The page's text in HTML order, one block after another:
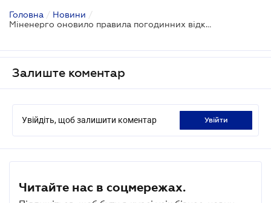
Головна / Новини /
Міненерго оновило правила погодинних відключень електроенергії: що варто знати бізнесу
Залиште коментар
Увійдіть, щоб залишити коментар увійти
Читайте нас в соцмережах.